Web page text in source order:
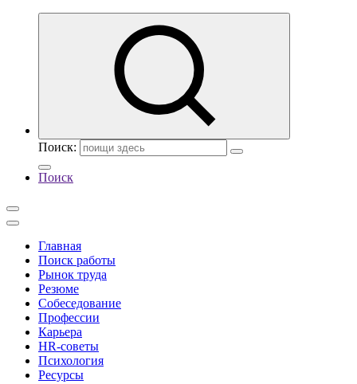
Поиск:
Поиск
Главная
Поиск работы
Рынок труда
Резюме
Собеседование
Профессии
Карьера
HR-советы
Психология
Ресурсы